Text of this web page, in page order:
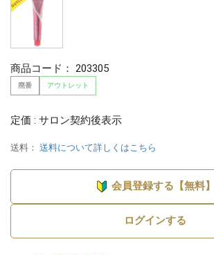
商品コード： 203305
廃番 アウトレット
定価 : サロン契約後表示
送料： 送料について詳しくはこちら
会員登録する【無料】
ログインする